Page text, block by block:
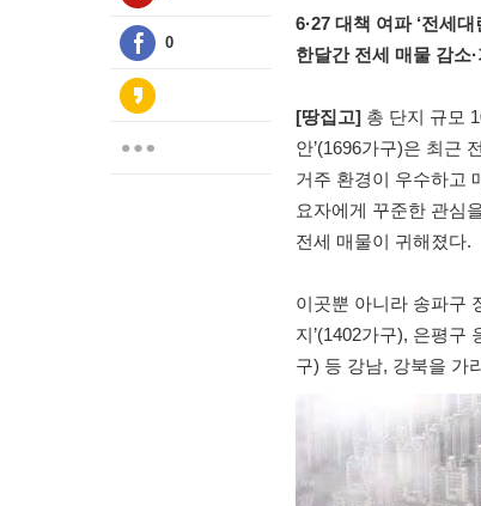
0
6·27 대책 여파 ‘전세대
한달간 전세 매물 감소
[땅집고] 총 단지 규모
안’(1696가구)은 최근
거주 환경이 우수하고
요자에게 꾸준한 관심
전세 매물이 귀해졌다.
이곳뿐 아니라 송파구
지’(1402가구), 은평구
구) 등 강남, 강북을 가